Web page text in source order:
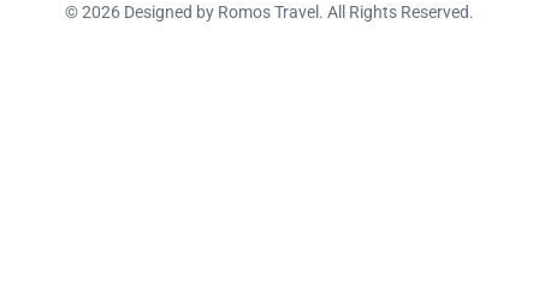
© 2026 Designed by Romos Travel. All Rights Reserved.